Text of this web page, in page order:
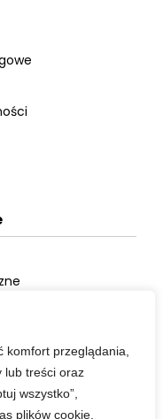
komfort przeglądania,
lub treści oraz
wszystko”,
plików cookie.